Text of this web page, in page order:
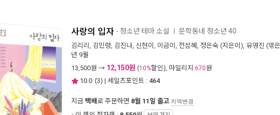
사랑의 입자 - 청소년 테마 소설 문학동네 청소년 40
김리리 , 김민령, 김진나, 신현이 , 이금이 , 전삼혜 , 정은숙 (지은이), 유영진 (엮
년 9월
13,500원 → 12,150원 (10%할인), 마일리지 670원
10.0 (3) | 세일즈포인트 : 464
지금 택배로 주문하면 8월 11일 출고 지역변경